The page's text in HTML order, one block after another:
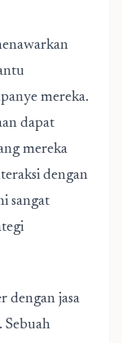
mereka.
dapat
mereka
dengan
sangat
dengan jasa
Sebuah